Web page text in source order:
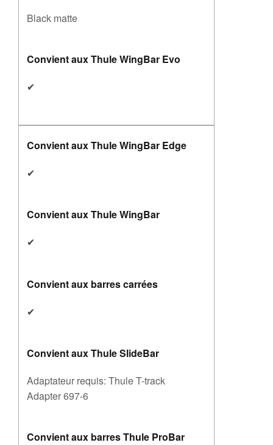
Black matte
Convient aux Thule WingBar Evo
✔
Convient aux Thule WingBar Edge
✔
Convient aux Thule WingBar
✔
Convient aux barres carrées
✔
Convient aux Thule SlideBar
Adaptateur requis: Thule T-track
Adapter 697-6
Convient aux barres Thule ProBar